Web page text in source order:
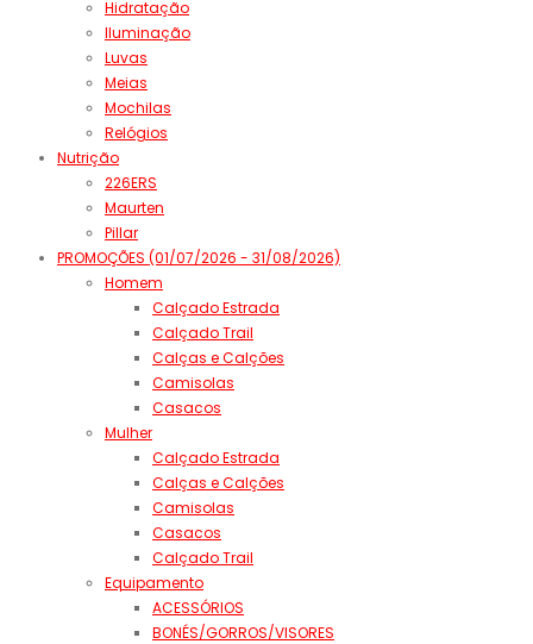
Hidratação
Iluminação
Luvas
Meias
Mochilas
Relógios
Nutrição
226ERS
Maurten
Pillar
PROMOÇÕES (01/07/2026 - 31/08/2026)
Homem
Calçado Estrada
Calçado Trail
Calças e Calções
Camisolas
Casacos
Mulher
Calçado Estrada
Calças e Calções
Camisolas
Casacos
Calçado Trail
Equipamento
ACESSÓRIOS
BONÉS/GORROS/VISORES